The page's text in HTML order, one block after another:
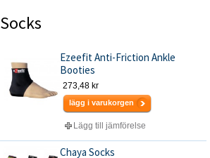
Socks
Ezeefit Anti-Friction Ankle
Booties
273,48 kr
lägg i varukorgen
Lägg till jämförelse
Chaya Socks